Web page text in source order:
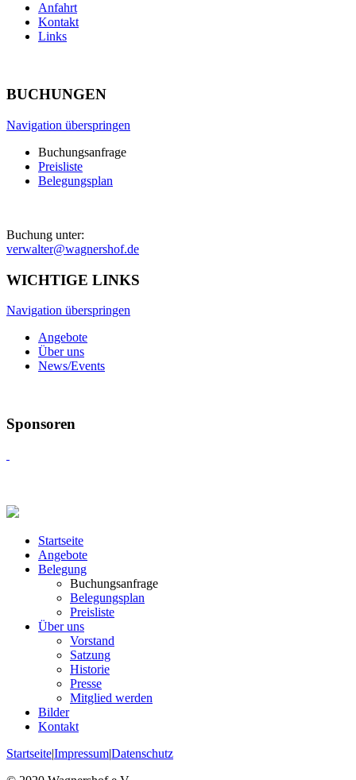
Anfahrt
Kontakt
Links
BUCHUNGEN
Navigation überspringen
Buchungsanfrage
Preisliste
Belegungsplan
Buchung unter:
verwalter@wagnershof.de
WICHTIGE LINKS
Navigation überspringen
Angebote
Über uns
News/Events
Sponsoren
Startseite
Angebote
Belegung
Buchungsanfrage
Belegungsplan
Preisliste
Über uns
Vorstand
Satzung
Historie
Presse
Mitglied werden
Bilder
Kontakt
Startseite|Impressum|Datenschutz